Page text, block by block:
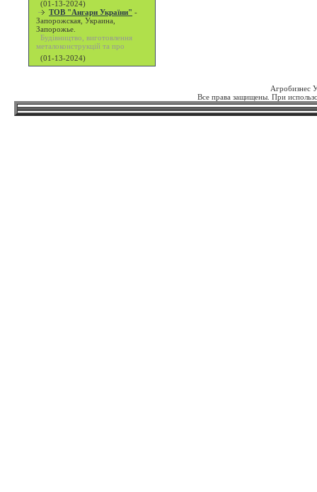
(01-13-2024)
ТОВ "Ангари України" -
Запорожская, Украина,
Запорожье.
Будівництво, виготовлення
металоконструкцій та про
(01-13-2024)
Агробизнес
Все права защищены. При